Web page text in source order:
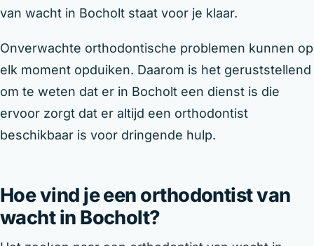
van wacht in Bocholt staat voor je klaar.
Onverwachte orthodontische problemen kunnen op
elk moment opduiken. Daarom is het geruststellend
om te weten dat er in Bocholt een dienst is die
ervoor zorgt dat er altijd een orthodontist
beschikbaar is voor dringende hulp.
Hoe vind je een orthodontist van
wacht in Bocholt?